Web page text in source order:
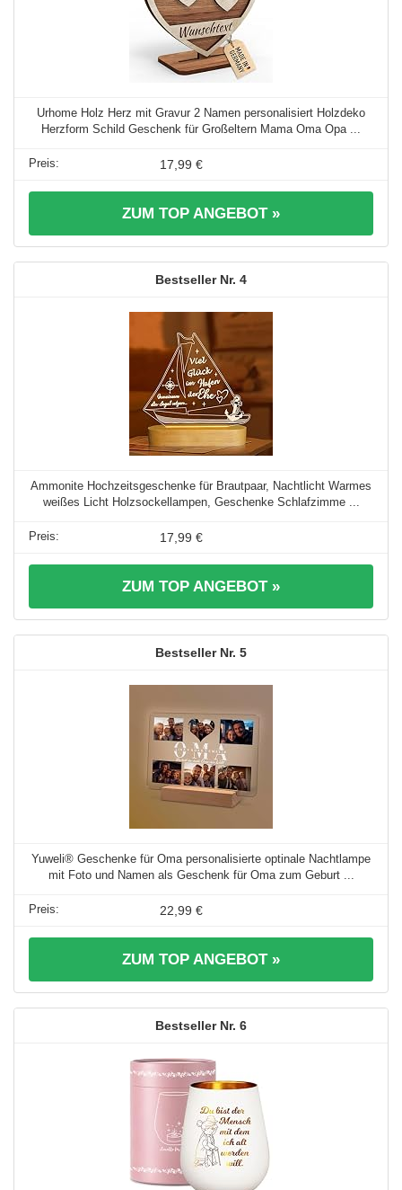
Urhome Holz Herz mit Gravur 2 Namen personalisiert Holzdeko
Herzform Schild Geschenk für Großeltern Mama Oma Opa ...
17,99 €
ZUM TOP ANGEBOT »
4
Ammonite Hochzeitsgeschenke für Brautpaar, Nachtlicht Warmes
weißes Licht Holzsockellampen, Geschenke Schlafzimme ...
17,99 €
ZUM TOP ANGEBOT »
5
Yuweli® Geschenke für Oma personalisierte optinale Nachtlampe
mit Foto und Namen als Geschenk für Oma zum Geburt ...
22,99 €
ZUM TOP ANGEBOT »
6